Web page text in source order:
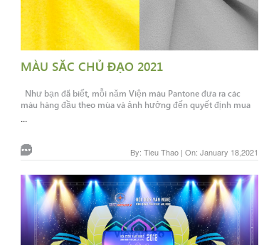
MÀU SĂC CHỦ ĐẠO 2021
Như bạn đã biết, mỗi năm Viện màu Pantone đưa ra các
màu hàng đầu theo mùa và ảnh hưởng đến quyết định mua
...
By: Tieu Thao | On: January 18,2021